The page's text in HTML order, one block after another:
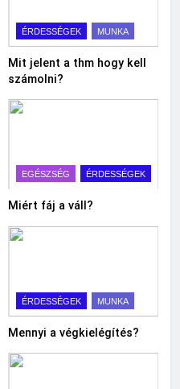
ÉRDESSÉGEK MUNKA
Mit jelent a thm hogy kell
számolni?
EGÉSZSÉG ÉRDESSÉGEK
Miért fáj a váll?
ÉRDESSÉGEK MUNKA
Mennyi a végkielégítés?